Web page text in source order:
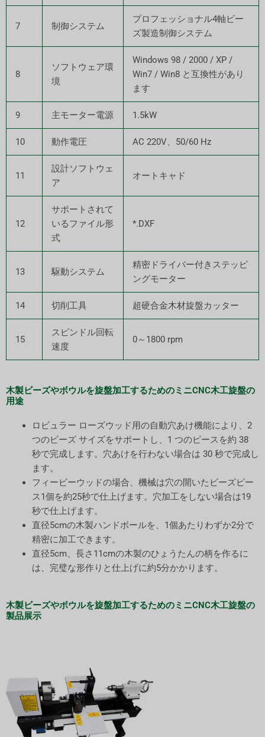
7 制御システム
プロフェッショナル4軸ビー
ズ製造制御システム
8
ソフトウェア環
境
Windows 98 / 2000 / XP /
Win7 / Win8 と互換性があり
ます
9 主モーター電源 1.5kW
10 動作電圧 AC 220V、50/60 Hz
11
設計ソフトウェ
ア
オートキャド
12
サポートされて
いるファイル形
式
*.DXF
13 駆動システム
精密ドライバー付きステッピ
ングモーター
14 切削工具 超硬合金木材旋盤カッター
15
スピンドル回転
速度
0～1800 rpm
木製ビーズやボウルを旋盤加工するためのミニCNC木工旋盤の
用途
ロビュラー ローズウッド用の自動穴あけ機能により、2
つのビーズ サイズをサポートし、1 つのピースを約 38
秒で完成します。穴あけを行わない場合は 30 秒で完成し
ます。
フィービーウッドの場合、機械は穴の開いたビーズピー
ス1個を約25秒で仕上げます。穴加工をしない場合は19
秒で仕上げます。
直径5cmの木製ハンドボールを、1個あたりわずか2分で
精密に加工できます。
直径5cm、長さ11cmの木製のひょうたんの柄を作るに
は、完璧な形作りと仕上げに約5分かかります。
木製ビーズやボウルを旋盤加工するためのミニCNC木工旋盤の
製品展示